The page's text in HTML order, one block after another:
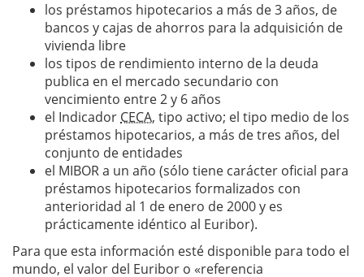
los préstamos hipotecarios a más de 3 años, de
bancos y cajas de ahorros para la adquisición de
vivienda libre
los tipos de rendimiento interno de la deuda
publica en el mercado secundario con
vencimiento entre 2 y 6 años
el IndicadorCECA, tipo activo; el tipo medio de los
préstamos hipotecarios, a más de tres años, del
conjunto de entidades
el MIBOR a un año (sólo tiene carácter oficial para
préstamos hipotecarios formalizados con
anterioridad al 1 de enero de 2000 y es
prácticamente idéntico al Euribor).
Para que esta información esté disponible para todo el
mundo, el valor del Euribor o «referencia